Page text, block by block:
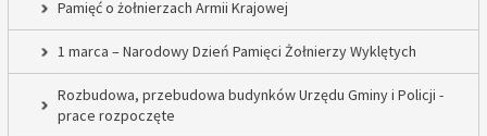
Pamięć o żołnierzach Armii Krajowej
1 marca – Narodowy Dzień Pamięci Żołnierzy Wyklętych
Rozbudowa, przebudowa budynków Urzędu Gminy i Policji -
prace rozpoczęte